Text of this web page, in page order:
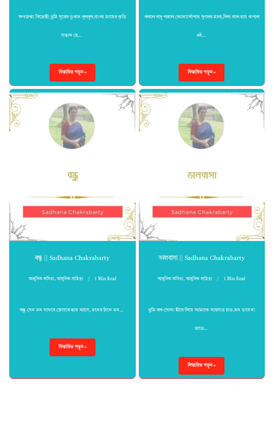
ক্ষণজন্মা বিদ্রোহী তুমি সুরের ভুবনে বুলবুল,বাংলা মায়ের কৃতি
সন্তান হে…
বিস্তারিত পড়ুন »
বললে দাদু পরলে কেনোখোঁপায় ফুলের মালা,দিদা বলে হায় কপাল
এই…
বিস্তারিত পড়ুন »
বন্ধু || Sadhana Chakrabarty
আধুনিক কবিতা , আধুনিক সাহিত্য 1 Min Read
বন্ধু যেন মন সাগরে জোয়ার হয়ে আসে, মনের টানে মন…
বিস্তারিত পড়ুন »
ভালবাসা || Sadhana Chakrabarty
আধুনিক কবিতা,আধুনিক সাহিত্য 1 Min Read
তুমি বল-সোনা হীরে দিয়ে আমাকে সাজাতে চাও,মন ভরে না
তাতে…
বিস্তারিত পড়ুন »